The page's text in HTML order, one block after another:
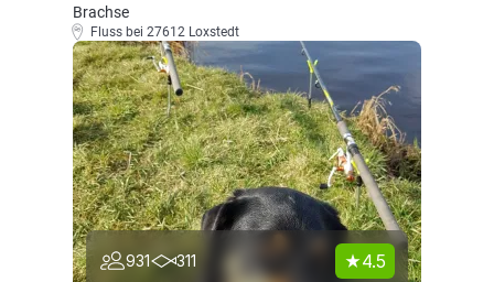
Brachse
Fluss bei 27612 Loxstedt
931 311 4.5